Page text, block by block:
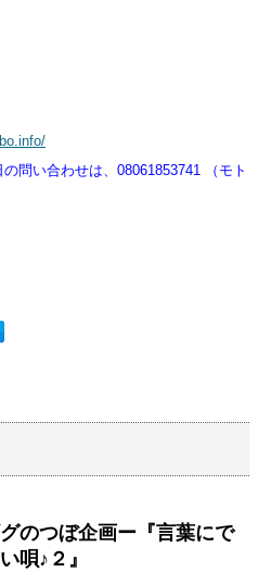
問い合わせは、08061853741 （モト
のつぼ企画ー『言葉にで
唄♪２』